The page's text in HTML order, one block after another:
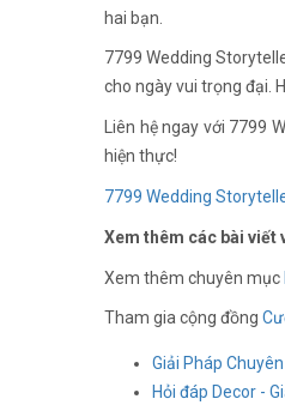
hai bạn.
7799 Wedding
cho ngày vui trọng đại.
Liên hệ ngay với 7799
hiện thực!
7799 Wedding
Xem thêm các bài viết
Xem thêm chuyên mục
Tham gia cộng đồng
Giải Pháp
Hỏi đáp Decor -